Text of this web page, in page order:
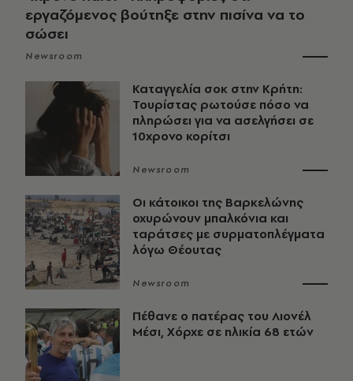
εργαζόμενος βούτηξε στην πισίνα να το
σώσει
Newsroom
Καταγγελία σοκ στην Κρήτη:
Τουρίστας ρωτούσε πόσο να
πληρώσει για να ασελγήσει σε
10χρονο κορίτσι
Newsroom
Οι κάτοικοι της Βαρκελώνης
οχυρώνουν μπαλκόνια και
ταράτσες με συρματοπλέγματα
λόγω Θέουτας
Newsroom
Πέθανε ο πατέρας του Λιονέλ
Μέσι, Χόρχε σε ηλικία 68 ετών